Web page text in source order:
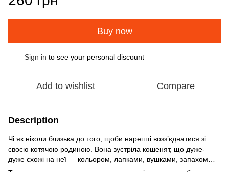
Buy now
Sign in to see your personal discount
Add to wishlist Compare
Description
Чі як ніколи близька до того, щоби нарешті возз’єднатися зі
своєю котячою родиною. Вона зустріла кошенят, що дуже-
дуже схожі на неї — кольором, лапками, вушками, запахом…